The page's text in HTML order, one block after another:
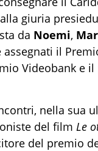
giuria
da Noemi,
assegnati il
Videobank e
nella sua
del film Le
del premio